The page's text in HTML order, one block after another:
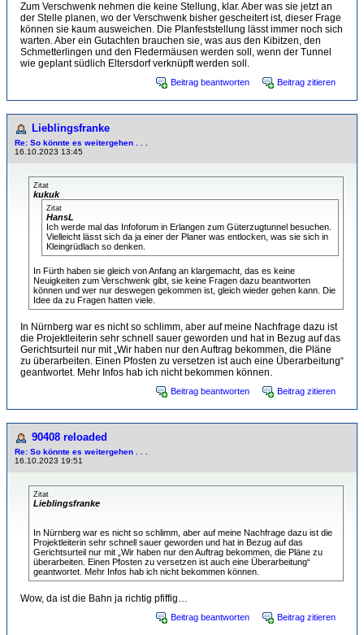
Zum Verschwenk nehmen die keine Stellung, klar. Aber was sie jetzt an
der Stelle planen, wo der Verschwenk bisher gescheitert ist, dieser Frage
können sie kaum ausweichen. Die Planfeststellung lässt immer noch sich
warten. Aber ein Gutachten brauchen sie, was aus den Kibitzen, den
Schmetterlingen und den Fledermäusen werden soll, wenn der Tunnel
wie geplant südlich Eltersdorf verknüpft werden soll.
Beitrag beantworten Beitrag zitieren
Lieblingsfranke
Re: So könnte es weitergehen . . .
16.10.2023 13:45
Zitat
kukuk
Zitat
HansL
Ich werde mal das Infoforum in Erlangen zum Güterzugtunnel besuchen.
Vielleicht lässt sich da ja einer der Planer was entlocken, was sie sich in
Kleingrüdlach so denken.
In Fürth haben sie gleich von Anfang an klargemacht, das es keine
Neuigkeiten zum Verschwenk gibt, sie keine Fragen dazu beantworten
können und wer nur deswegen gekommen ist, gleich wieder gehen kann. Die
Idee da zu Fragen hatten viele.
In Nürnberg war es nicht so schlimm, aber auf meine Nachfrage dazu ist
die Projektleiterin sehr schnell sauer geworden und hat in Bezug auf das
Gerichtsurteil nur mit „Wir haben nur den Auftrag bekommen, die Pläne
zu überarbeiten. Einen Pfosten zu versetzen ist auch eine Überarbeitung“
geantwortet. Mehr Infos hab ich nicht bekommen können.
Beitrag beantworten Beitrag zitieren
90408 reloaded
Re: So könnte es weitergehen . . .
16.10.2023 19:51
Zitat
Lieblingsfranke
In Nürnberg war es nicht so schlimm, aber auf meine Nachfrage dazu ist die
Projektleiterin sehr schnell sauer geworden und hat in Bezug auf das
Gerichtsurteil nur mit „Wir haben nur den Auftrag bekommen, die Pläne zu
überarbeiten. Einen Pfosten zu versetzen ist auch eine Überarbeitung“
geantwortet. Mehr Infos hab ich nicht bekommen können.
Wow, da ist die Bahn ja richtig pfiffig…
Beitrag beantworten Beitrag zitieren